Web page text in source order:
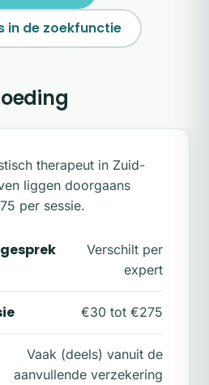
in de zoekfunctie
therapeut in Zuid-
liggen doorgaans
per sessie.
Verschilt per
expert
€30 tot €275
Vaak (deels) vanuit de
aanvullende verzekering